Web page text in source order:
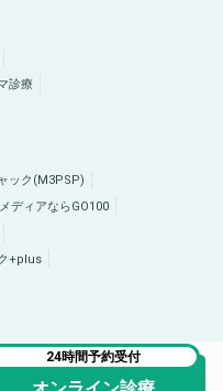
24時間予約受付
診療
ック(M3PSP)
ディアならGO100
+plus
症総合サイトならひまんラボ